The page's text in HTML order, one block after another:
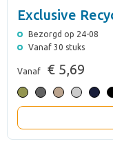
Exclusive
Bezorgd op 24-08
Vanaf 30 stuks
Vanaf € 5,69